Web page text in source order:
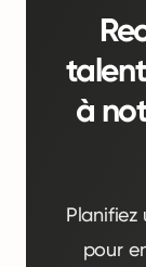
à
Planifiez
pour